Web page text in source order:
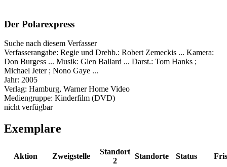
Der Polarexpress
Suche nach diesem Verfasser
Verfasserangabe: Regie und Drehb.: Robert Zemeckis ... Kamera:
Don Burgess ... Musik: Glen Ballard ... Darst.: Tom Hanks ;
Michael Jeter ; Nono Gaye ...
Jahr: 2005
Verlag: Hamburg, Warner Home Video
Mediengruppe: Kinderfilm (DVD)
nicht verfügbar
Exemplare
Aktion Zweigstelle
Standort
2
Standorte Status